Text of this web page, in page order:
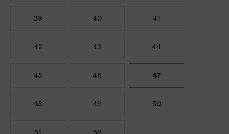
39 40 41
42 43 44
45 46 47
48 49 50
51 52